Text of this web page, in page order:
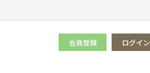
会員登録 ログイン